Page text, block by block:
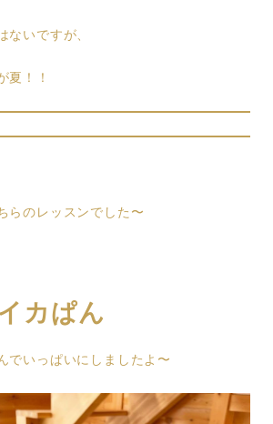
ないですが、
夏！！
らのレッスンでした〜
カぱん
でいっぱいにしましたよ〜